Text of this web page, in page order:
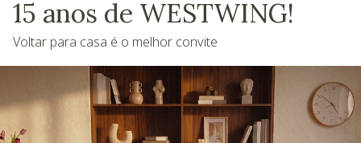
15 anos de WESTWING!
Voltar para casa é o melhor convite